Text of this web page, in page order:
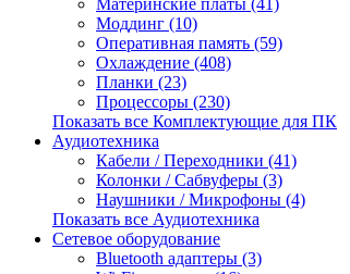
Материнские платы (41)
Моддинг (10)
Оперативная память (59)
Охлаждение (408)
Планки (23)
Процессоры (230)
Показать все Комплектующие для ПК
Аудиотехника
Кабели / Переходники (41)
Колонки / Сабвуферы (3)
Наушники / Микрофоны (4)
Показать все Аудиотехника
Сетевое оборудование
Bluetooth адаптеры (3)